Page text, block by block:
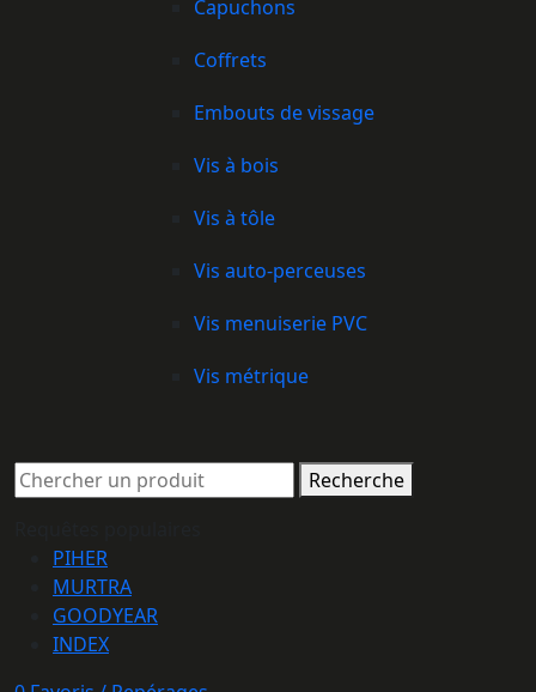
Capuchons
Coffrets
Embouts de vissage
Vis à bois
Vis à tôle
Vis auto-perceuses
Vis menuiserie PVC
Vis métrique
Recherche
PIHER
MURTRA
GOODYEAR
INDEX